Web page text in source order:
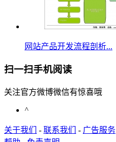
网站产品开发流程剖析...
扫一扫手机阅读
关注官方微博微信有惊喜哦
^
关于我们 - 联系我们 - 广告服务